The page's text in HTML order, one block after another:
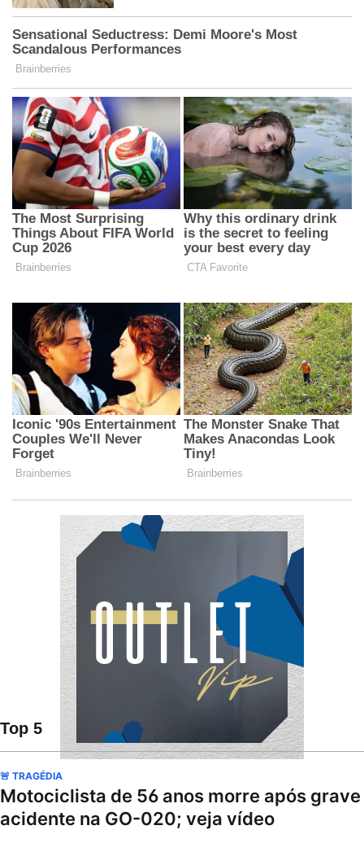
Top 5
🚨 TRAGÉDIA
Motociclista de 56 anos morre após grave
acidente na GO-020; veja vídeo